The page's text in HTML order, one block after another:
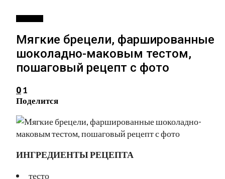
Мягкие брецели, фаршированные
шоколадно-маковым тестом,
пошаговый рецепт с фото
0 1
Поделится
ИНГРЕДИЕНТЫ РЕЦЕПТА
тесто